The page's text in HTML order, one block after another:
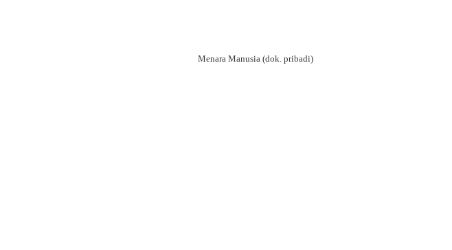
Menara Manusia (dok. pribadi)